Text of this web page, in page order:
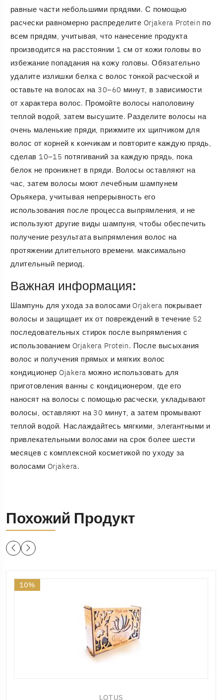
равные части небольшими прядями. С помощью
расчески равномерно распределите Orjakera Protein по
всем прядям, учитывая, что нанесение продукта
производится на расстоянии 1 см от кожи головы во
избежание попадания на кожу головы. Обязательно
удалите излишки белка с волос тонкой расческой и
оставьте на волосах на 30–60 минут, в зависимости
от характера волос. Промойте волосы наполовину
теплой водой, затем высушите. Разделите волосы на
очень маленькие пряди, прижмите их щипчиком для
волос от корней к кончикам и повторите каждую прядь,
сделав 10–15 потягиваний за каждую прядь, пока
белок не проникнет в пряди. Волосы оставляют на
час, затем волосы моют лечебным шампунем
Орьякера, учитывая непрерывность его
использования после процесса выпрямления, и не
используют другие виды шампуня, чтобы обеспечить
получение результата выпрямления волос на
протяжении длительного времени. максимально
длительный период.
Важная информация:
Шампунь для ухода за волосами Orjakera покрывает
волосы и защищает их от повреждений в течение 52
последовательных стирок после выпрямления с
использованием Orjakera Protein. После высыхания
волос и получения прямых и мягких волос
кондиционер Ojakera можно использовать для
приготовления ванны с кондиционером, где его
наносят на волосы с помощью расчески, укладывают
волосы, оставляют на 30 минут, а затем промывают
теплой водой. Наслаждайтесь мягкими, элегантными и
привлекательными волосами на срок более шести
месяцев с комплексной косметикой по уходу за
волосами Orjakera.
Похожий Продукт
10%
LOTUS